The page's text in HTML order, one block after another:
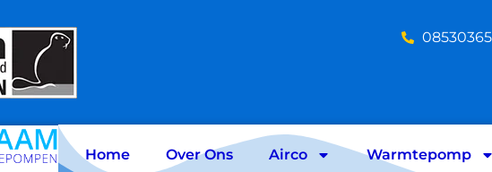
Home Over Ons Airco Warmtepomp